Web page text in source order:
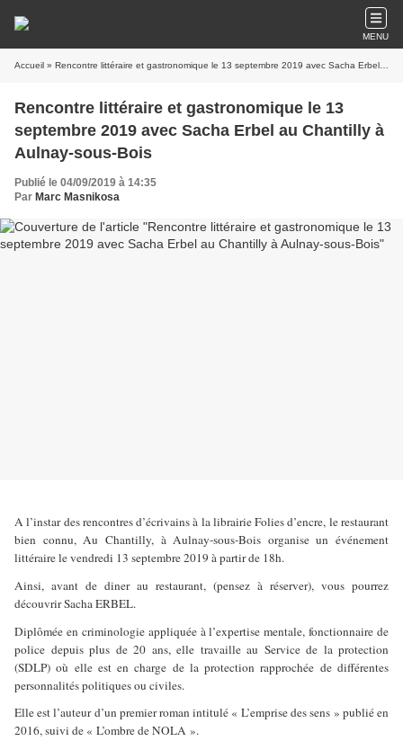
MENU
Accueil » Rencontre littéraire et gastronomique le 13 septembre 2019 avec Sacha Erbel au Chantilly à Aulnay-sous-Bois
Rencontre littéraire et gastronomique le 13
septembre 2019 avec Sacha Erbel au Chantilly à
Aulnay-sous-Bois
Publié le 04/09/2019 à 14:35
Par Marc Masnikosa
A l’instar des rencontres d’écrivains à la librairie Folies d’encre, le restaurant
bien connu, Au Chantilly, à Aulnay-sous-Bois organise un événement
littéraire le vendredi 13 septembre 2019 à partir de 18h.
Ainsi, avant de diner au restaurant, (pensez à réserver), vous pourrez
découvrir Sacha ERBEL.
Diplômée en criminologie appliquée à l’expertise mentale, fonctionnaire de
police depuis plus de 20 ans, elle travaille au Service de la protection
(SDLP) où elle est en charge de la protection rapprochée de différentes
personnalités politiques ou civiles.
Elle est l’auteur d’un premier roman intitulé « L’emprise des sens » publié en
2016, suivi de « L’ombre de NOLA ».